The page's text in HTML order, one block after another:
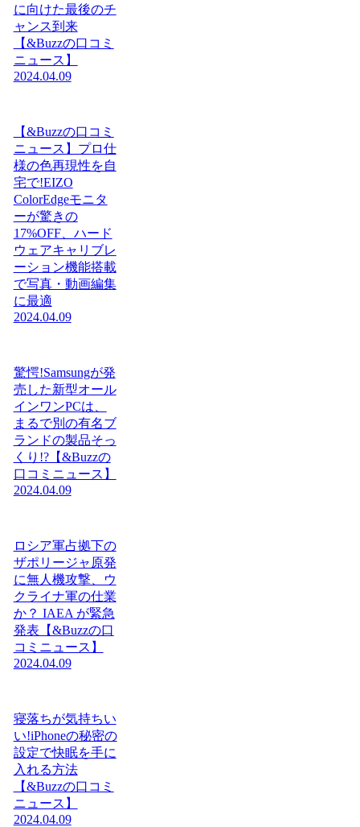
に向けた最後のチ
ャンス到来
【&Buzzの口コミ
ニュース】
2024.04.09
【&Buzzの口コミ
ニュース】プロ仕
様の色再現性を自
宅で!EIZO
ColorEdgeモニタ
ーが驚きの
17%OFF、ハード
ウェアキャリブレ
ーション機能搭載
で写真・動画編集
に最適
2024.04.09
驚愕!Samsungが発
売した新型オール
インワンPCは、
まるで別の有名ブ
ランドの製品そっ
くり!?【&Buzzの
口コミニュース】
2024.04.09
ロシア軍占拠下の
ザポリージャ原発
に無人機攻撃、ウ
クライナ軍の仕業
か？ IAEA が緊急
発表【&Buzzの口
コミニュース】
2024.04.09
寝落ちが気持ちい
い!iPhoneの秘密の
設定で快眠を手に
入れる方法
【&Buzzの口コミ
ニュース】
2024.04.09